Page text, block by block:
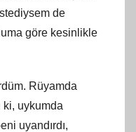
de
göre kesinlikle
Rüyamda
uykumda
uyandırdı,